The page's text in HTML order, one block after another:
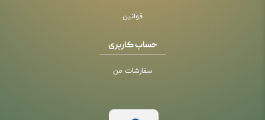
قوانین
حساب کاربری
سفارشات من